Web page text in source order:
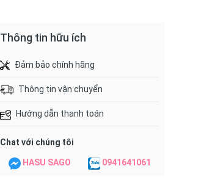
Thông tin hữu ích
Đảm bảo chính hãng
Thông tin vận chuyển
Hướng dẫn thanh toán
Chat với chúng tôi
HASU SAGO 0941641061